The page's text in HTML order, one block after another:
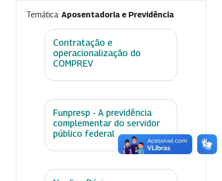
Temática: Aposentadoria e Previdência
Contratação e
operacionalização do
COMPREV
Funpresp - A previdência
complementar do servidor
público federal